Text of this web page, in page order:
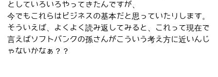
としていろいろやってきたんですが、
今でもこれらはビジネスの基本だと思っていたりします。
そういえば、よくよく読み返してみると、これって現在で
言えばソフトバンクの孫さんがこういう考え方に近いんじ
ゃないかなぁ？？